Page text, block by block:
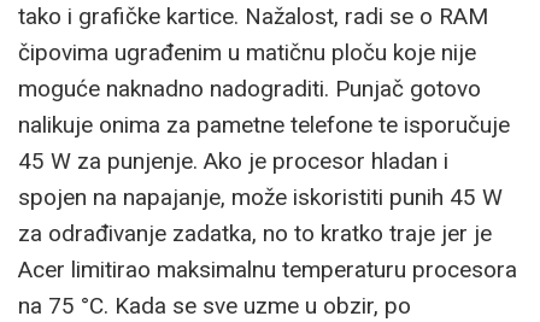
tako i grafičke kartice. Nažalost, radi se o RAM
čipovima ugrađenim u matičnu ploču koje nije
moguće naknadno nadograditi. Punjač gotovo
nalikuje onima za pametne telefone te isporučuje
45 W za punjenje. Ako je procesor hladan i
spojen na napajanje, može iskoristiti punih 45 W
za odrađivanje zadatka, no to kratko traje jer je
Acer limitirao maksimalnu temperaturu procesora
na 75 °C. Kada se sve uzme u obzir, po